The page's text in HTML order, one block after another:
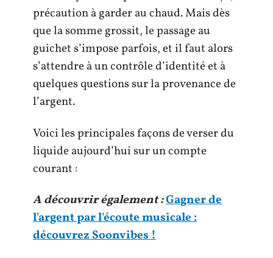
précaution à garder au chaud. Mais dès
que la somme grossit, le passage au
guichet s’impose parfois, et il faut alors
s’attendre à un contrôle d’identité et à
quelques questions sur la provenance de
l’argent.
Voici les principales façons de verser du
liquide aujourd’hui sur un compte
courant :
A découvrir également :Gagner de
l'argent par l'écoute musicale :
découvrez Soonvibes !